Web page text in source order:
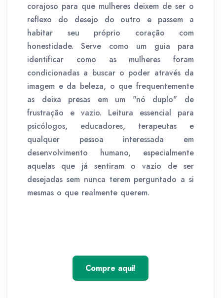
corajoso para que mulheres deixem de ser o
reflexo do desejo do outro e passem a
habitar seu próprio coração com
honestidade. Serve como um guia para
identificar como as mulheres foram
condicionadas a buscar o poder através da
imagem e da beleza, o que frequentemente
as deixa presas em um "nó duplo" de
frustração e vazio. Leitura essencial para
psicólogos, educadores, terapeutas e
qualquer pessoa interessada em
desenvolvimento humano, especialmente
aquelas que já sentiram o vazio de ser
desejadas sem nunca terem perguntado a si
mesmas o que realmente querem.
Compre aqui!